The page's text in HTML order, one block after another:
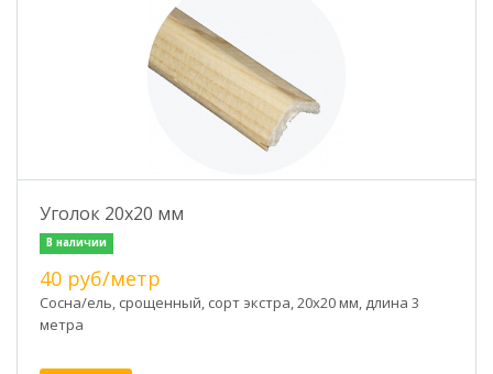
Уголок 20х20 мм
В наличии
40 руб/метр
Сосна/ель, срощенный, сорт экстра, 20х20 мм, длина 3
метра